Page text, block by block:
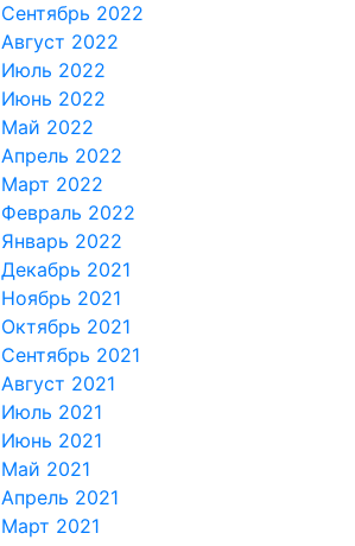
Сентябрь 2022
Август 2022
Июль 2022
Июнь 2022
Май 2022
Апрель 2022
Март 2022
Февраль 2022
Январь 2022
Декабрь 2021
Ноябрь 2021
Октябрь 2021
Сентябрь 2021
Август 2021
Июль 2021
Июнь 2021
Май 2021
Апрель 2021
Март 2021